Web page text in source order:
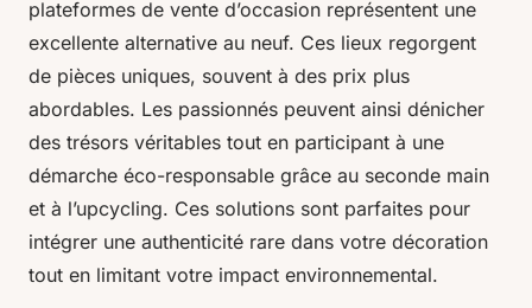
plateformes de vente d’occasion représentent une
excellente alternative au neuf. Ces lieux regorgent
de pièces uniques, souvent à des prix plus
abordables. Les passionnés peuvent ainsi dénicher
des trésors véritables tout en participant à une
démarche éco-responsable grâce au seconde main
et à l’upcycling. Ces solutions sont parfaites pour
intégrer une authenticité rare dans votre décoration
tout en limitant votre impact environnemental.